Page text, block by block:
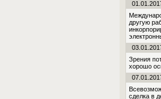
другую
Зрения
хорошо
сделка в